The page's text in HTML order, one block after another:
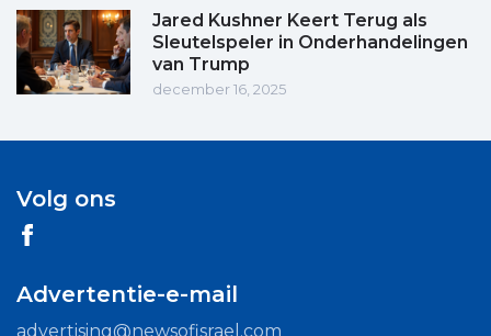
Jared Kushner Keert Terug als
Sleutelspeler in Onderhandelingen
van Trump
december 16, 2025
Volg ons
Advertentie-e-mail
advertising@newsofisrael.com